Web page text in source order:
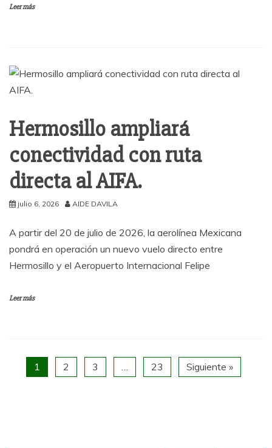
Leer más
Hermosillo ampliará
conectividad con ruta
directa al AIFA.
julio 6, 2026 AIDE DAVILA
A partir del 20 de julio de 2026, la aerolínea Mexicana
pondrá en operación un nuevo vuelo directo entre
Hermosillo y el Aeropuerto Internacional Felipe
Leer más
1 2 3 … 23 Siguiente »